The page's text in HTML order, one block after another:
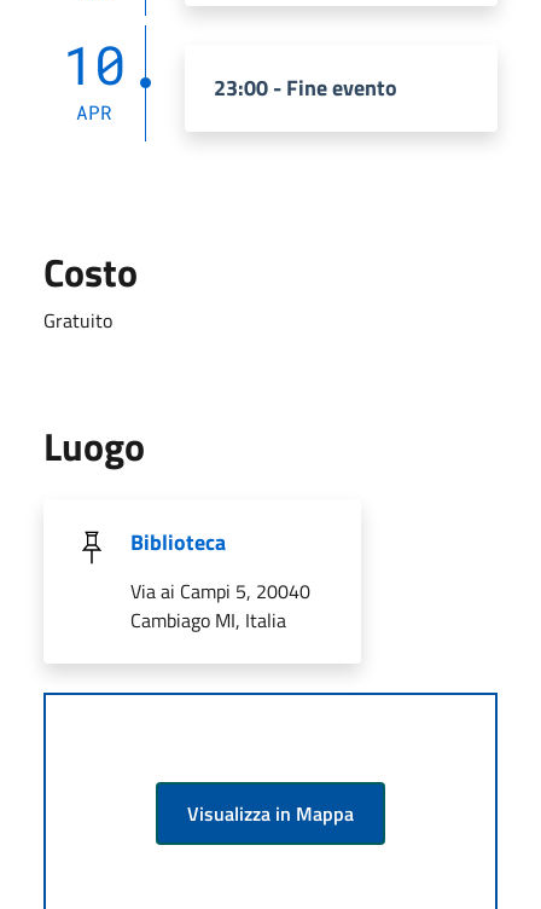
10
APR
23:00 - Fine evento
Costo
Gratuito
Luogo
Biblioteca
Via ai Campi 5, 20040
Cambiago MI, Italia
Visualizza in Mappa